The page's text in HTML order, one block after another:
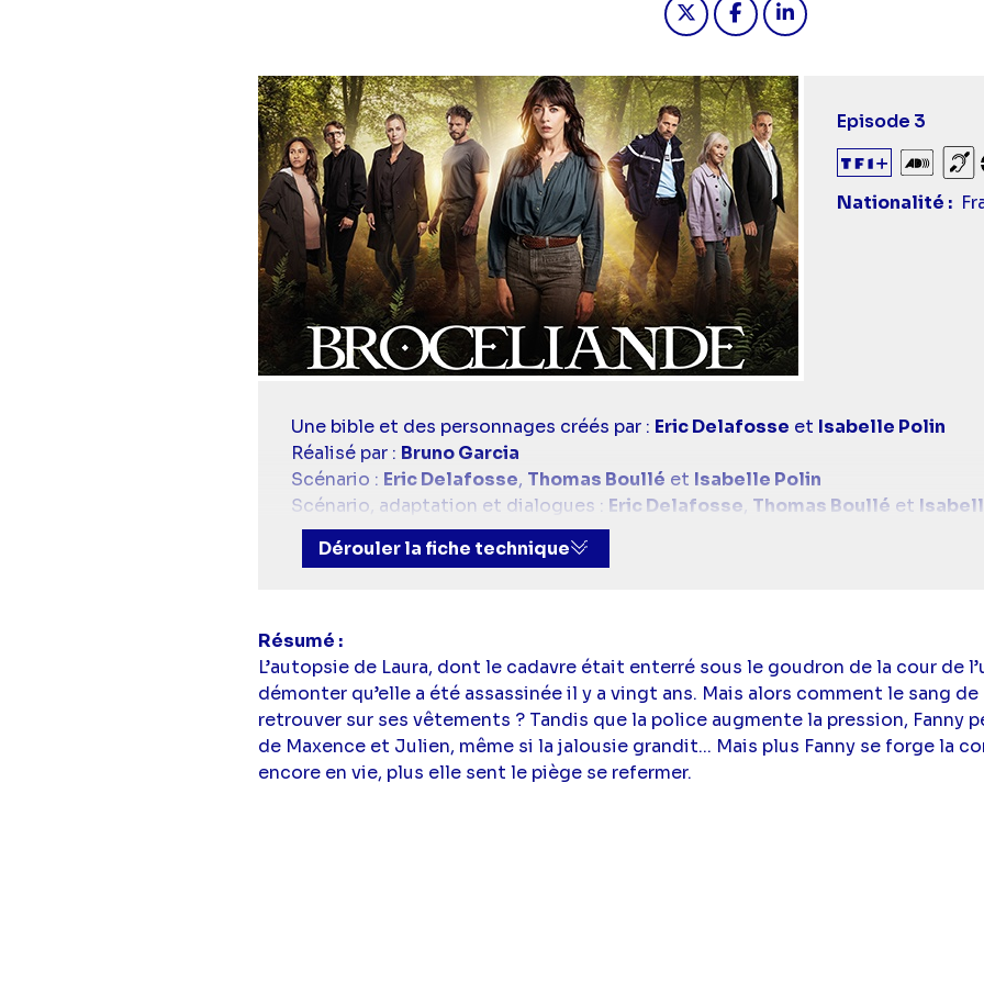
Diaporama
Titre
épisode
Episode 3
Nationalité
Casting
simba
Une bible et des personnages créés par : Eric Delafosse et Isabelle Polin
Réalisé par : Bruno Garcia
Scénario : Eric Delafosse, Thomas Boullé et Isabelle Polin
Scénario, adaptation et dialogues : Eric Delafosse, Thomas Boullé et
Avec :Nolwenn Leroy(Fanny Legoff),
(Armelle Kermabon), Thomas Jouannet
(Nicolas Pernetti),
Perrier),Margot Heckmann(Chloé Chavaud), Brigitte Aubry(Barbara
Jouan),Thierry Levaret(Serge Chavaud),Philippe Languille(Gilles Perrier),
jeune),Rébecca Benhamour(Fanny Legoff jeune),Adèle Abonneau(Léonie
Prevot(Yann Robic jeune), Christophe Grégoire(Bruno Legoff),Sophie
Chantal),Ophélie Baron (Journaliste TV)
Dérouler la fiche technique
Résumé
L’autopsie de Laura, dont le cadavre était enterré sous le goudron de la cour de
démonter qu’elle a été assassinée il y a vingt ans. Mais alors comment le sang
retrouver sur ses vêtements ? Tandis que la police augmente la pression, Fanny
de Maxence et Julien, même si la jalousie grandit... Mais plus Fanny se forge la
encore en vie, plus elle sent le piège se refermer.